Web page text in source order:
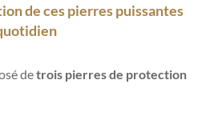
de ces pierres puissantes
detrois pierres de protection